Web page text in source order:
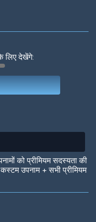
लिए देखेंगे:
को प्रीमियम सदस्यता की
उपनाम + सभी प्रीमियम